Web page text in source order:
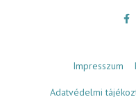
Impresszum
Adatvédelmi